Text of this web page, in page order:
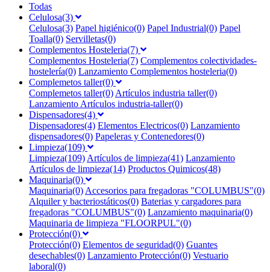
Todas
Celulosa(3)
Celulosa(3) Papel higiénico(0) Papel Industrial(0) Papel
Toalla(0) Servilletas(0)
Complementos Hosteleria(7)
Complementos Hosteleria(7) Complementos colectividades-
hostelería(0) Lanzamiento Complementos hosteleria(0)
Complemetos taller(0)
Complemetos taller(0) Artículos industria taller(0)
Lanzamiento Artículos industria-taller(0)
Dispensadores(4)
Dispensadores(4) Elementos Electricos(0) Lanzamiento
dispensadores(0) Papeleras y Contenedores(0)
Limpieza(109)
Limpieza(109) Artículos de limpieza(41) Lanzamiento
Artículos de limpieza(14) Productos Quimicos(48)
Maquinaria(0)
Maquinaria(0) Accesorios para fregadoras "COLUMBUS"(0)
Alquiler y bacteriostáticos(0) Baterias y cargadores para
fregadoras "COLUMBUS"(0) Lanzamiento maquinaria(0)
Maquinaria de limpieza "FLOORPUL"(0)
Protección(0)
Protección(0) Elementos de seguridad(0) Guantes
desechables(0) Lanzamiento Protección(0) Vestuario
laboral(0)